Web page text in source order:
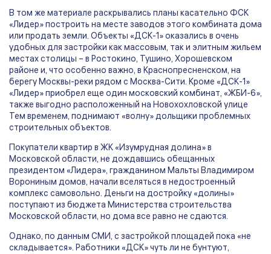
В том же материале раскрывались планы касательно ФСК
«Лидер» построить на месте заводов этого комбината дома
или продать земли. Объекты «ДСК-1» оказались в очень
удобных для застройки как массовым, так и элитным жильем
местах столицы – в Ростокино, Тушино, Хорошевском
районе и, что особенно важно, в Краснопресненском, на
берегу Москвы-реки рядом с Москва-Сити. Кроме «ДСК-1»
«Лидер» приобрел еще один московский комбинат, «ЖБИ-6»,
также выгодно расположенный на Новохохловской улице
Тем временем, поднимают «волну» дольщики проблемных
строительных объектов.
Покупатели квартир в ЖК «Изумрудная долина» в
Московской области, не дождавшись обещанных
президентом «Лидера», гражданином Мальты Владимиром
Ворониным домов, начали вселяться в недостроенный
комплекс самовольно. Деньги на достройку «долины»
поступают из бюджета Министерства строительства
Московской области, но дома все равно не сдаются.
Однако, по данным СМИ, с застройкой площадей пока «не
складывается». Работники «ДСК» чуть ли не бунтуют,